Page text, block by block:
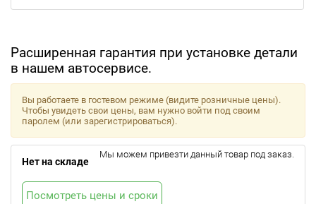
Расширенная гарантия при установке детали
в нашем автосервисе.
Вы работаете в гостевом режиме (видите розничные цены).
Чтобы увидеть свои цены, вам нужно войти под своим
паролем (или зарегистрироваться).
Нет на складе
Мы можем привезти данный товар под заказ.
Посмотреть цены и сроки